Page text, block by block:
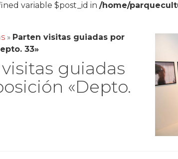
variable $post_id in/home/
» Parten visitas guiadas por
33»
guiadas
«Depto.